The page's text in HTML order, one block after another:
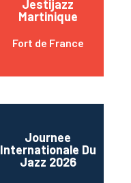
Jestijazz
Martinique
Fort de France
Journee
Internationale Du
Jazz 2026